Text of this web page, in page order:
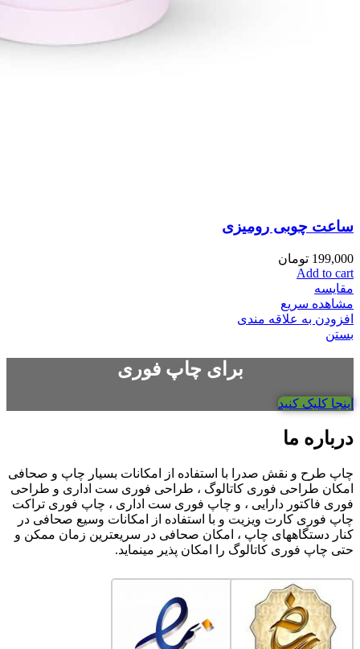
ساعت چوبی رومیزی
199,000 تومان
Add to cart
مقایسه
مشاهده سریع
افزودن به علاقه مندی
بستن
برای چاپ فوری
اینجا کلیک کنید
درباره ما
چاپ طرح و نقش صدرا با استفاده از امکانات بسیار چاپ و صحافی
امکان طراحی فوری کاتالوگ ، طراحی فوری ست اداری و طراحی
فوری فاکتور دارایی ، و چاپ فوری ست اداری ، چاپ فوری تراکت
چاپ فوری کارت ویزیت و با استفاده از امکانات وسیع صحافی در
کنار دستگاههای چاپ ، امکان صحافی در سریعترین زمان ممکن و
حتی چاپ فوری کاتالوگ را امکان پذیر مینماید.